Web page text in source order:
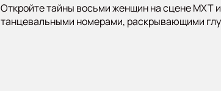
Откройте тайны восьми женщин на сцене МХТ
танцевальными номерами, раскрывающими